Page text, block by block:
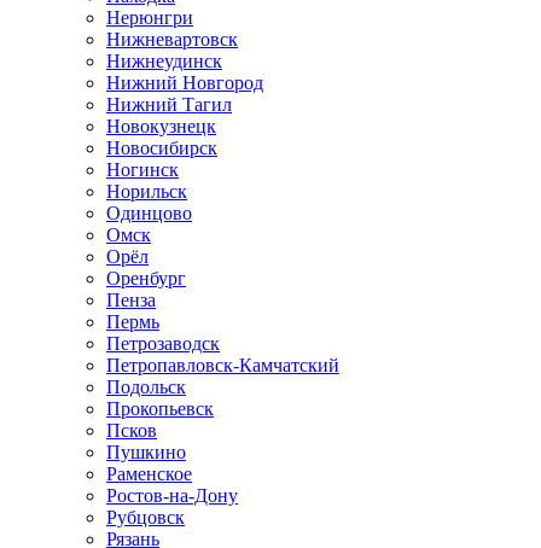
Нерюнгри
Нижневартовск
Нижнеудинск
Нижний Новгород
Нижний Тагил
Новокузнецк
Новосибирск
Ногинск
Норильск
Одинцово
Омск
Орёл
Оренбург
Пенза
Пермь
Петрозаводск
Петропавловск-Камчатский
Подольск
Прокопьевск
Псков
Пушкино
Раменское
Ростов-на-Дону
Рубцовск
Рязань